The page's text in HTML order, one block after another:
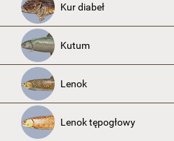
Kur diabeł
Kutum
Lenok
Lenok tępogłowy